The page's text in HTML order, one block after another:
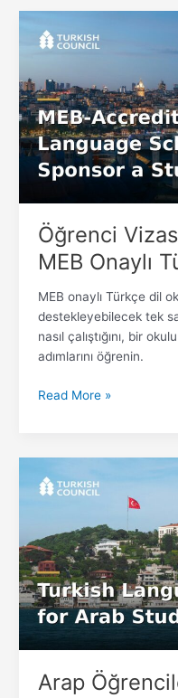
Öğrenci
MEB Onaylı
MEB onaylı Türkçe dil
destekleyebilecek tek
nasıl çalıştığını, bir
adımlarını öğrenin.
Vizası
MEB
Onaylı
Türkçe
Dil
Okulları
Read More »
Arap
Öğrenciler
Türkçe
Dil
Kursu
Vizesi:
2026
Rehberi